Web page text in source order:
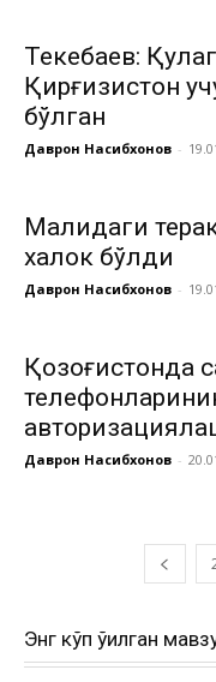
Текебаев:
Қирғизистон
бўлган
Даврон Насибхонов -
Малидаги
халок бўлди
Даврон Насибхонов -
Қозоғистонда
Даврон Насибхонов -
Энг кўп ўқилган